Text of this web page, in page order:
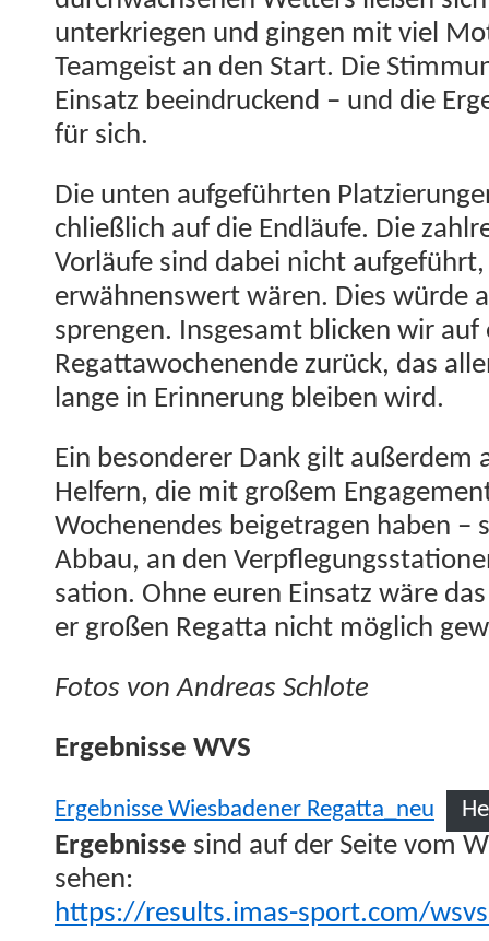
unterkriegen und gin­gen mit viel
Teamgeist an den Start. Die
Ein­satz beein­druck­end – und die
für sich.
Die unten aufge­führten
chließlich auf die Endläufe. Die
Vor­läufe sind dabei nicht
erwäh­nenswert wären. Dies würde
spren­gen. Ins­ge­samt blick­en wir auf
Regat­ta­woch­enende zurück, das
lange in Erin­nerung bleiben wird.
Ein beson­der­er Dank gilt außer­dem
Helfern, die mit großem
Woch­enen­des beige­tra­gen haben –
Abbau, an den
sa­tion. Ohne euren Ein­satz wäre
er großen Regat­ta nicht möglich
Fotos von Andreas Schlote
Ergeb­nisse WVS
Ergeb­nisse Wies­baden­er Regatta_neu
Ergeb­nisse sind auf der Seite vom
sehen:
https://results.imas-sport.com/